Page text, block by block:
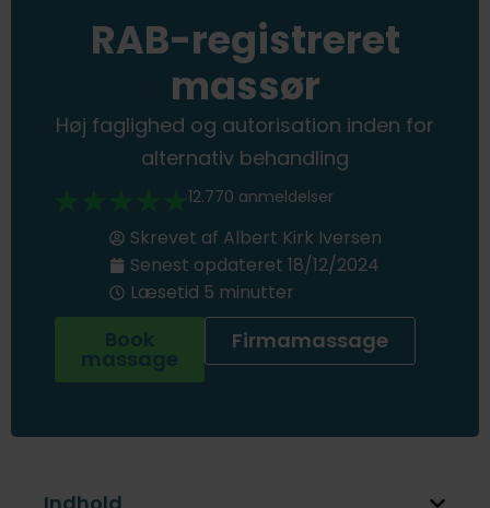
RAB-registreret
massør
Høj faglighed og autorisation inden for
alternativ behandling
12.770 anmeldelser
Skrevet af Albert Kirk Iversen
Senest opdateret 18/12/2024
Læsetid 5 minutter
Book
massage
Firmamassage